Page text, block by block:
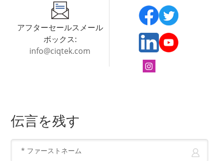
アフターセールスメール
ボックス:
info@ciqtek.com
伝言を残す